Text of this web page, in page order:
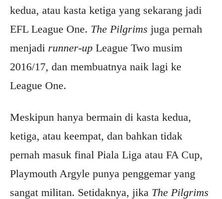
kedua, atau kasta ketiga yang sekarang jadi
EFL League One. The Pilgrims juga pernah
menjadi runner-up League Two musim
2016/17, dan membuatnya naik lagi ke
League One.
Meskipun hanya bermain di kasta kedua,
ketiga, atau keempat, dan bahkan tidak
pernah masuk final Piala Liga atau FA Cup,
Playmouth Argyle punya penggemar yang
sangat militan. Setidaknya, jika The Pilgrims